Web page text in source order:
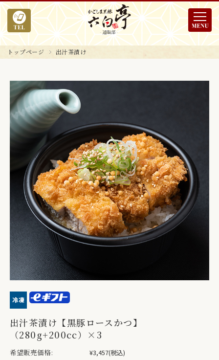
トップページ 出汁茶漬け
出汁茶漬け【黒豚ロースかつ】
（280g+200cc）×3
希望販売価格: ¥3,457(税込)